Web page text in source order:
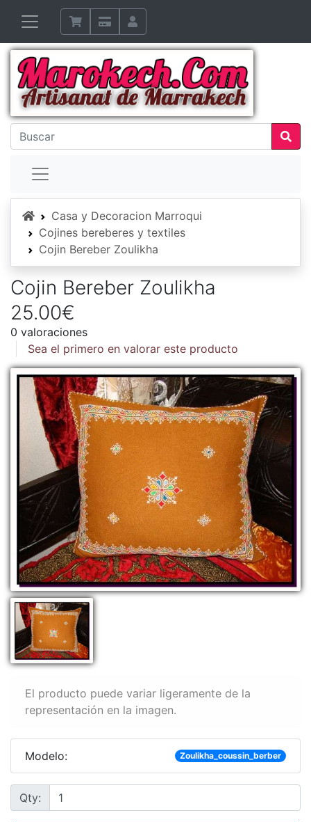
InicioCasa y Decoracion Marroqui
Cojines bereberes y textiles
Cojin Bereber Zoulikha
Cojin Bereber Zoulikha
25.00€
0 valoraciones
Sea el primero en valorar este producto
El producto puede variar ligeramente de la
representación en la imagen.
Modelo: Zoulikha_coussin_berber
Qty: